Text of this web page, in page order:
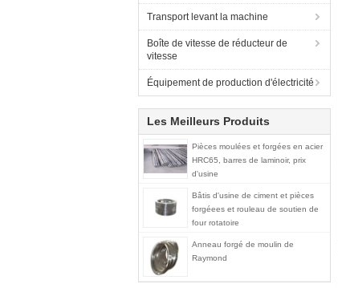
Transport levant la machine
Boîte de vitesse de réducteur de
vitesse
Équipement de production d'électricité
Les Meilleurs Produits
Pièces moulées et forgées en acier
HRC65, barres de laminoir, prix
d'usine
Bâtis d'usine de ciment et pièces
forgéees et rouleau de soutien de
four rotatoire
Anneau forgé de moulin de
Raymond